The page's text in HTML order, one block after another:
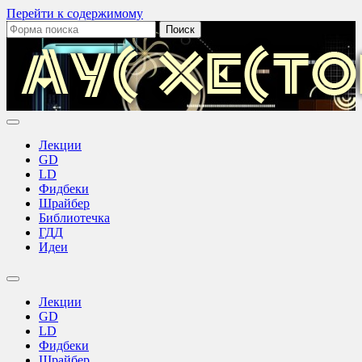
Перейти к содержимому
Поиск:
Аус
Лекции
GD
LD
Фидбеки
Шрайбер
Библиотечка
ГДД
Идеи
Переключить
поискаЛекции
GD
LD
Фидбеки